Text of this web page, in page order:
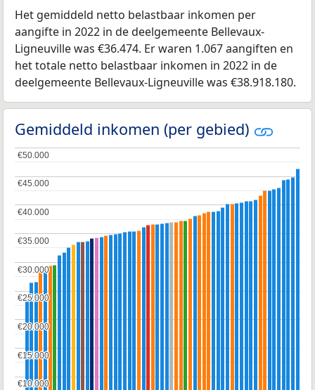
Het gemiddeld netto belastbaar inkomen per
aangifte in 2022 in de deelgemeente Bellevaux-
Ligneuville was €36.474. Er waren 1.067 aangiften en
het totale netto belastbaar inkomen in 2022 in de
deelgemeente Bellevaux-Ligneuville was €38.918.180.
Gemiddeld inkomen (per gebied)
€10.000
€10.000
€15.000
€15.000
€20.000
€20.000
€25.000
€25.000
€30.000
€30.000
€35.000
€35.000
€40.000
€40.000
€45.000
€45.000
€50.000
€50.000